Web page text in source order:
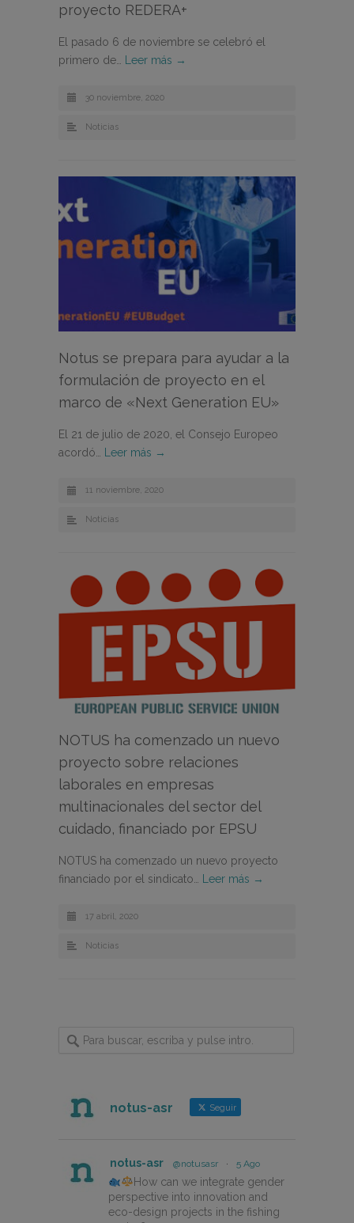
proyecto REDERA+
El pasado 6 de noviembre se celebró el
primero de… Leer más →
30 noviembre, 2020
Noticias
Notus se prepara para ayudar a la
formulación de proyecto en el
marco de «Next Generation EU»
El 21 de julio de 2020, el Consejo Europeo
acordó… Leer más →
11 noviembre, 2020
Noticias
NOTUS ha comenzado un nuevo
proyecto sobre relaciones
laborales en empresas
multinacionales del sector del
cuidado, financiado por EPSU
NOTUS ha comenzado un nuevo proyecto
financiado por el sindicato…
Leer más →
17 abril, 2020
Noticias
notus-asr Seguir
notus-asr @notusasr · 5 Ago
How can we integrate gender
perspective into innovation and
eco-design projects in the fishing